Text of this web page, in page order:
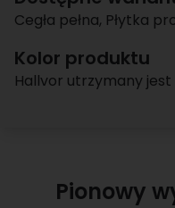
Cegła pełna, Płytka
Kolor produktu
Hallvor utrzymany
Pionowy